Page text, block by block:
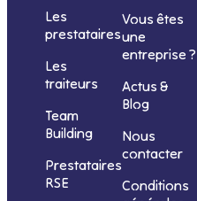
Les
prestataires
Les
traiteurs
Team
Building
Prestataires
RSE
Vous êtes
une
entreprise ?
Actus &
Blog
Nous
contacter
Conditions